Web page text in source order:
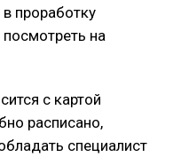
проработку
на
с картой
расписано,
специалист